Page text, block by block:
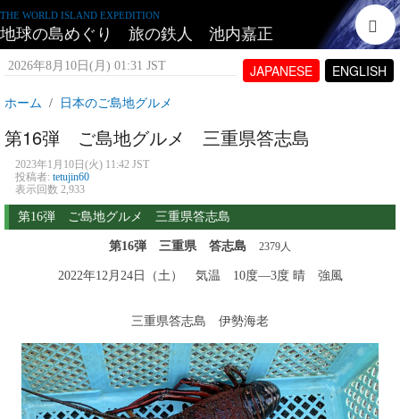
THE WORLD ISLAND EXPEDITION
地球の島めぐり 旅の鉄人 池内嘉正
JAPANESE ENGLISH
2026年8月10日(月) 01:31 JST
ホーム 日本のご島地グルメ
第16弾 ご島地グルメ 三重県答志島
2023年1月10日(火) 11:42 JST
投稿者: tetujin60
表示回数 2,933
第16弾 ご島地グルメ 三重県答志島
第16弾 三重県 答志島 2379人
2022年12月24日（土） 気温 10度―3度 晴 強風
三重県答志島 伊勢海老